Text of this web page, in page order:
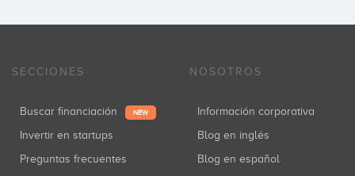
SECCIONES
Buscar financiación NEW
Invertir en startups
Preguntas frecuentes
NOSOTROS
Información corporativa
Blog en inglés
Blog en español